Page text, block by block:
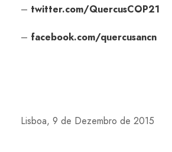
– twitter.com/QuercusCOP21
– facebook.com/quercusancn
Lisboa, 9 de Dezembro de 2015